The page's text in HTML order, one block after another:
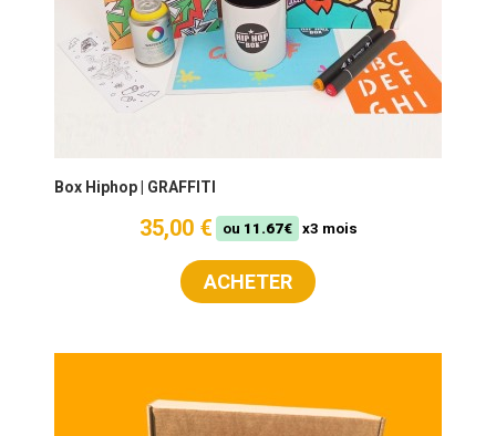
Box Hiphop | GRAFFITI
35,00 € ou 11.67€ x3 mois
ACHETER